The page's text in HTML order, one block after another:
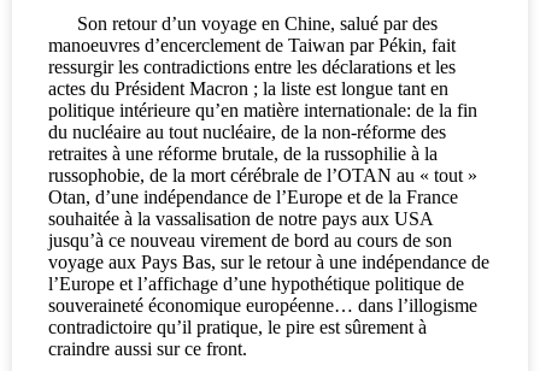
Son retour d’un voyage en Chine, salué par des
manoeuvres d’encerclement de Taiwan par Pékin, fait
ressurgir les contradictions entre les déclarations et les
actes du Président Macron ; la liste est longue tant en
politique intérieure qu’en matière internationale: de la fin
du nucléaire au tout nucléaire, de la non-réforme des
retraites à une réforme brutale, de la russophilie à la
russophobie, de la mort cérébrale de l’OTAN au « tout »
Otan, d’une indépendance de l’Europe et de la France
souhaitée à la vassalisation de notre pays aux USA
jusqu’à ce nouveau virement de bord au cours de son
voyage aux Pays Bas, sur le retour à une indépendance de
l’Europe et l’affichage d’une hypothétique politique de
souveraineté économique européenne… dans l’illogisme
contradictoire qu’il pratique, le pire est sûrement à
craindre aussi sur ce front.